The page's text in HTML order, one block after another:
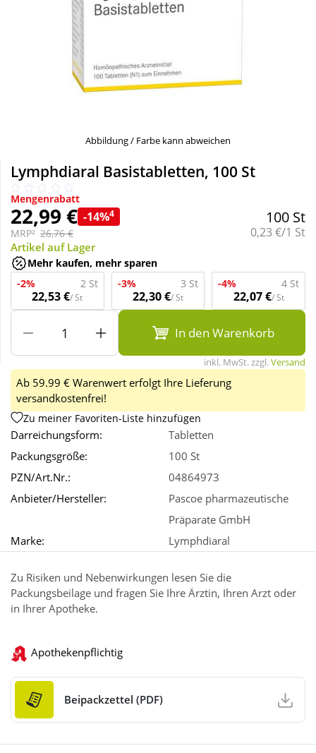
Schnäppchen
Täglich gut versorgt
Körperpflege & Kosmetik
Liebe & Erotik
Mutter & Kind
Nahrungsergänzung
Natur & Homöopathie
Sanitätshaus
Sport & Fitness
Tierbedarf
Wellness
Abbildung / Farbe kann abweichen
Lymphdiaral Basistabletten, 100 St
Mengenrabatt
22,99 € -14%4
MRP² 26,76 €
100 St
Grundpreis:
0,23 €/1 St
Artikel auf Lager
Mehr kaufen, mehr sparen
-2%
2 St
22,53 €/ St
-3% 3 St
22,30 €/ St
-4% 4 St
22,07 €/ St
In den Warenkorb
inkl. MwSt. zzgl.Versand
Ab 59.99 € Warenwert erfolgt Ihre Lieferung
versandkostenfrei!
Zu meiner Favoriten-Liste hinzufügen
Darreichungsform:
Tabletten
Packungsgröße:
100 St
PZN/Art.Nr.:
04864973
Anbieter/Hersteller:
Pascoe pharmazeutische
Präparate GmbH
Marke:
Lymphdiaral
Zu Risiken und Nebenwirkungen lesen Sie die
Packungsbeilage und fragen Sie Ihre Ärztin, Ihren Arzt oder
in Ihrer Apotheke.
Apothekenpflichtig
Beipackzettel (PDF)